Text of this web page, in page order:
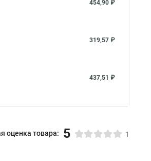
454,90 ₽
319,57 ₽
437,51 ₽
оценка товара: 5 1